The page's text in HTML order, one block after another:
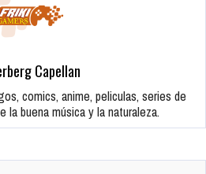
Capellan
comics, anime, peliculas, series de
la buena música y la naturaleza.